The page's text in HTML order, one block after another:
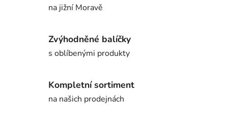
na jižní Moravě
Zvýhodněné balíčky
s oblíbenými produkty
Kompletní sortiment
na našich prodejnách